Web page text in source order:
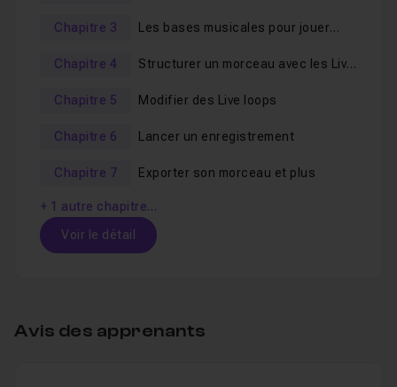
Chapitre 3
Les bases musicales pour jouer
Chapitre 4
Structurer un morceau avec les Live
Chapitre 5
Modifier des Live loops
Chapitre 6 Lancer un enregistrement
Chapitre 7 Exporter son morceau et plus
+ 1 autre chapitre…
Voir le détail
Avis des apprenants